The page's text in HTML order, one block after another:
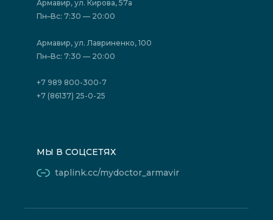
Политика конфиденциальности
Акции
Отзывы
Государственные программы
Юридическим лицам
Армавир, ул. Кирова, 57а
Пн–Вс: 7:30 — 20:00
Армавир, ул. Лавриненко, 100
Пн–Вс: 7:30 — 20:00
+7 989 800-300-7
+7 (86137) 25-0-25
МЫ В СОЦСЕТЯХ
taplink.cc/mydoctor_armavir